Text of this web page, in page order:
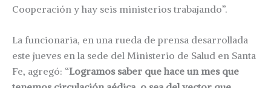
Cooperación y hay seis ministerios trabajando”.
La funcionaria, en una rueda de prensa desarrollada
este jueves en la sede del Ministerio de Salud en Santa
Fe, agregó: “Logramos saber que hace un mes que